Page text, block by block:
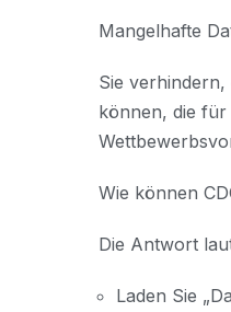
Mangelhafte
Sie
können, die für
Wie können
Die Antwort
Laden Sie